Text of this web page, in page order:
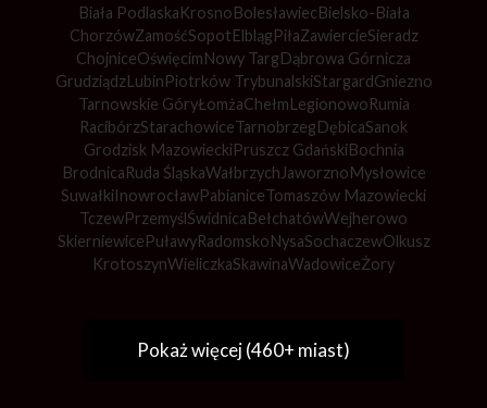
Biała PodlaskaKrosnoBolesławiecBielsko-Biała
ChorzówZamośćSopotElblągPiłaZawiercieSieradz
ChojniceOświęcimNowy TargDąbrowa Górnicza
GrudziądzLubinPiotrków TrybunalskiStargardGniezno
Tarnowskie GóryŁomżaChełmLegionowoRumia
RacibórzStarachowiceTarnobrzegDębicaSanok
Grodzisk MazowieckiPruszcz GdańskiBochnia
BrodnicaRuda ŚląskaWałbrzych JaworznoMysłowice
SuwałkiInowrocławPabianiceTomaszów Mazowiecki
TczewPrzemyślŚwidnicaBełchatówWejherowo
SkierniewicePuławyRadomskoNysaSochaczewOlkusz
KrotoszynWieliczkaSkawinaWadowiceŻory
Pokaż więcej (460+ miast)